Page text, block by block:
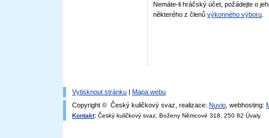
Nemáte-li hráčský účet, požádejte o
některého z členů výkonného výboru
Vytisknout stránku | Mapa webu
Copyright © Český kuličkový svaz, realizace: Nuvio , webhosting:
Kontakt: Český kuličkový svaz, Boženy Němcové 318, 250 82 Úvaly